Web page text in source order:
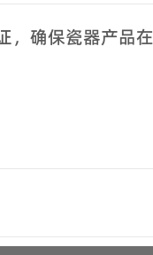
确保瓷器产品